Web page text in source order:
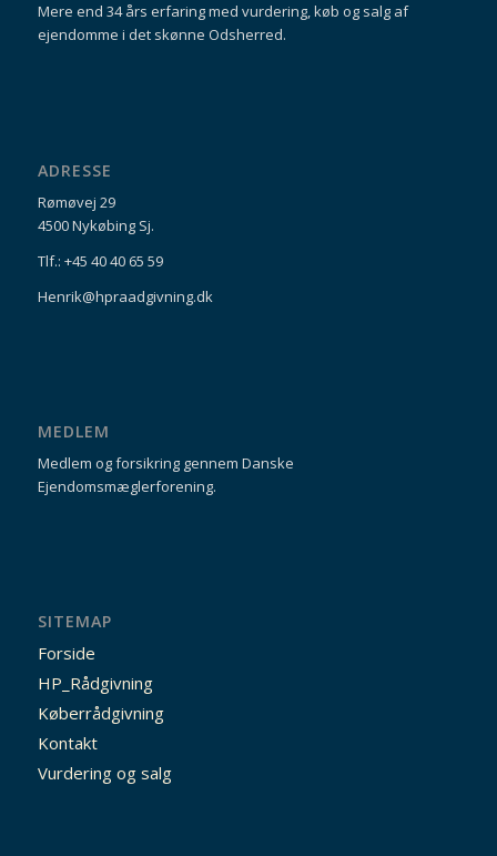
Mere end 34 års erfaring med vurdering, køb og salg af
ejendomme i det skønne Odsherred.
ADRESSE
Rømøvej 29
4500 Nykøbing Sj.
Tlf.: +45 40 40 65 59
Henrik@hpraadgivning.dk
MEDLEM
Medlem og forsikring gennem Danske
Ejendomsmæglerforening.
SITEMAP
Forside
HP_Rådgivning
Køberrådgivning
Kontakt
Vurdering og salg